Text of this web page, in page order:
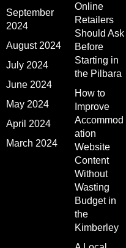
September
2024
August 2024
July 2024
June 2024
May 2024
April 2024
March 2024
Online
Retailers
Should Ask
Before
Starting in
the Pilbara
How to
Improve
Accommod
ation
Website
Content
Without
Wasting
Budget in
the
Kimberley